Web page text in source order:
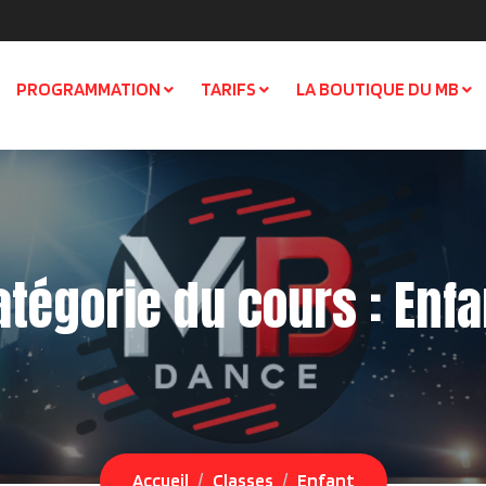
PROGRAMMATION TARIFS LA BOUTIQUE DU MB
du cours :
Accueil Classes Enfant